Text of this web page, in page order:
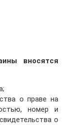
вносятся
о праве на
номер и
о